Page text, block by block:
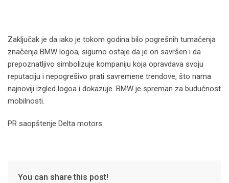
Zaključak je da iako je tokom godina bilo pogrešnih tumačenja
značenja BMW logoa, sigurno ostaje da je on savršen i da
prepoznatljivo simbolizuje kompaniju koja opravdava svoju
reputaciju i nepogrešivo prati savremene trendove, što nama
najnoviji izgled logoa i dokazuje. BMW je spreman za budućnost
mobilnosti.
PR saopštenje Delta motors
You can share this post!